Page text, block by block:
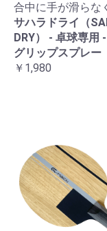
合中に手が滑らな
サハラドライ（
DRY） - 卓球専用
グリップスプレー
￥1,980